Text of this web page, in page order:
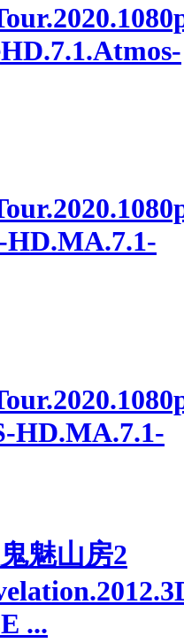
HD.MA.7.1-
HD.MA.7.1-
魅山房2
...